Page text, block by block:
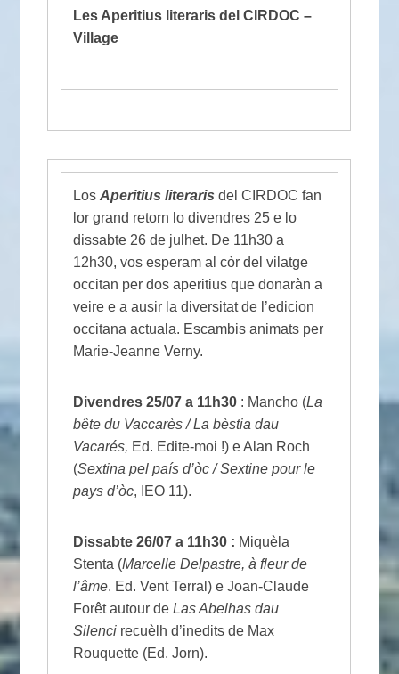
Les Aperitius literaris del CIRDOC –
Village
LosAperitius literaris del CIRDOC fan
lor grand retorn lo divendres 25 e lo
dissabte 26 de julhet. De 11h30 a
12h30, vos esperam al còr del vilatge
occitan per dos aperitius que donaràn a
veire e a ausir la diversitat de l’edicion
occitana actuala. Escambis animats per
Marie-Jeanne Verny.
Divendres 25/07 a 11h30 : Mancho (La
bête du Vaccarès / La bèstia dau
Vacarés, Ed. Edite-moi !) e Alan Roch
(Sextina pel país d’òc / Sextine pour le
pays d’òc, IEO 11).
Dissabte 26/07 a 11h30 : Miquèla
Stenta (Marcelle Delpastre, à fleur de
l’âme. Ed. Vent Terral) e Joan-Claude
Forêt autour deLas Abelhas dau
Silenci recuèlh d’inedits de Max
Rouquette (Ed. Jorn).